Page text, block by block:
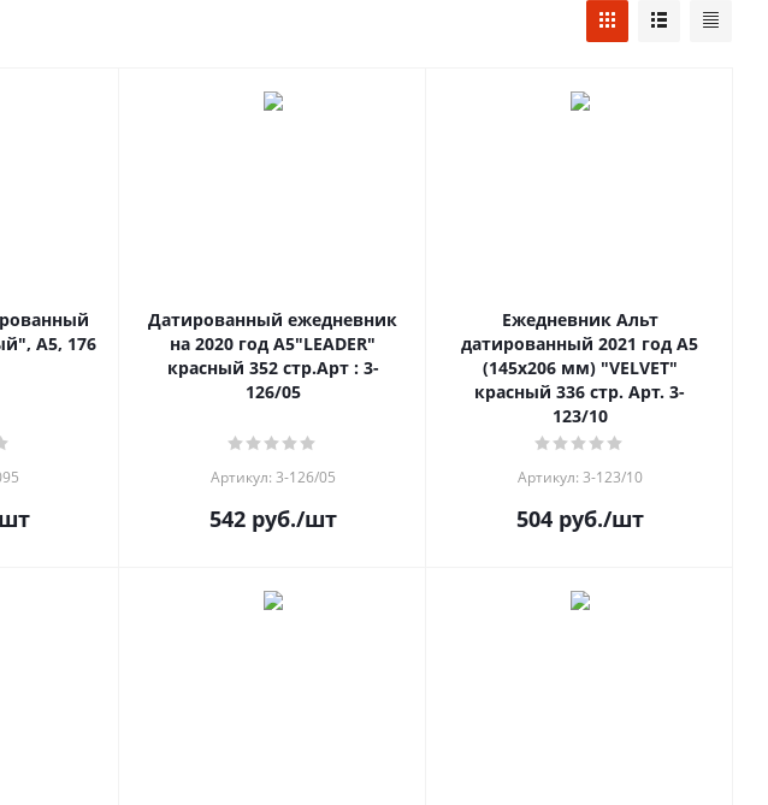
А5, 176
Датированный ежедневник
на 2020 год А5"LEADER"
красный 352 стр.Арт : 3-
126/05
Артикул: 3-126/05
542руб./шт
Ежедневник Альт
датированный 2021 год А5
(145х206 мм) "VELVET"
красный 336 стр. Арт. 3-
123/10
Артикул: 3-123/10
504руб./шт